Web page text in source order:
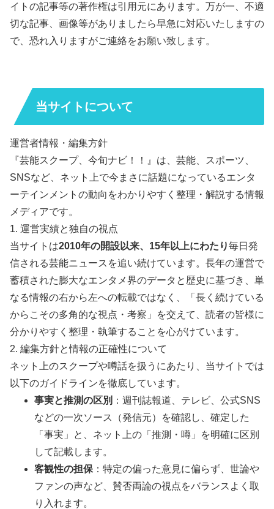
イトの記事等の著作権は引用元にあります。万が一、不適
切な記事、画像等がありましたら早急に対応いたしますの
で、恐れ入りますがご連絡をお願い致します。
当サイトについて
運営者情報・編集方針
『芸能スクープ、今旬ナビ！！』は、芸能、スポーツ、
SNSなど、ネット上で今まさに話題になっているエンタ
ーテインメントの動向をわかりやすく整理・解説する情報
メディアです。
1. 運営実績と独自の視点
当サイトは2010年の開設以来、15年以上にわたり毎日発
信される芸能ニュースを追い続けています。長年の運営で
蓄積された膨大なエンタメ界のデータと歴史に基づき、単
なる情報の右から左への転載ではなく、「長く続けている
からこその多角的な視点・考察」を交えて、読者の皆様に
分かりやすく整理・執筆することを心がけています。
2. 編集方針と情報の正確性について
ネット上のスクープや噂話を扱うにあたり、当サイトでは
以下のガイドラインを徹底しています。
事実と推測の区別 ：週刊誌報道、テレビ、公式SNS
などの一次ソース（発信元）を確認し、確定した
「事実」と、ネット上の「推測・噂」を明確に区別
して記載します。
客観性の担保 ：特定の偏った意見に偏らず、世論や
ファンの声など、賛否両論の視点をバランスよく取
り入れます。